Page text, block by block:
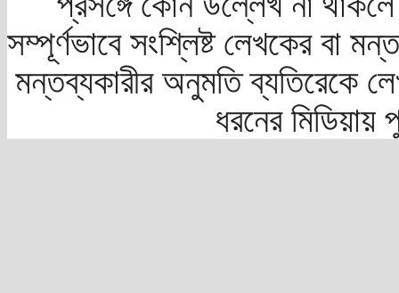
সম্পূর্ণভাবে সংশ্লিষ্ট লেখকের বা
মন্তব্যকারীর অনুমতি ব্যতিরেকে
ধরনের মিডিয়ায়